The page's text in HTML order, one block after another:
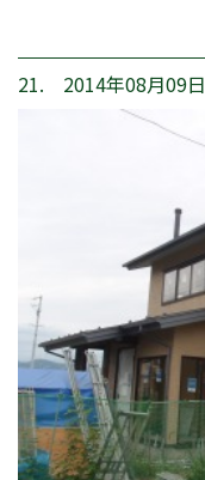
21. 2014年08月09日